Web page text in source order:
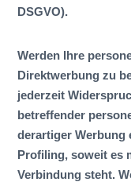
DSGVO).
Werden Ihre
Direktwerbung zu
jederzeit
betreffender
derartiger Werbung
Profiling, soweit es
Verbindung steht.